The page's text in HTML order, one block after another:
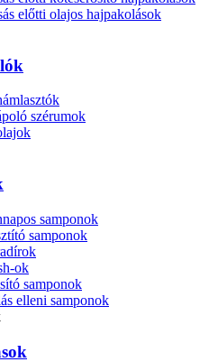
előtti olajos hajpakolások
szérumok
samponok
samponok
ok
samponok
elleni samponok